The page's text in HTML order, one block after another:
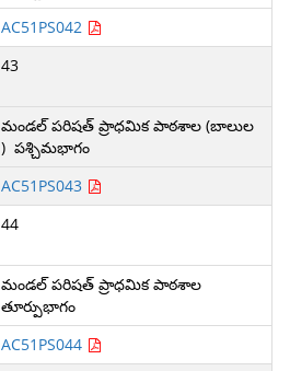
AC51PS042
43
మండల్ పరిషత్ ప్రాధమిక పాఠశాల (బాలుల
) పశ్చిమభాగం
AC51PS043
44
మండల్ పరిషత్ ప్రాధమిక పాఠశాల
తూర్పుభాగం
AC51PS044